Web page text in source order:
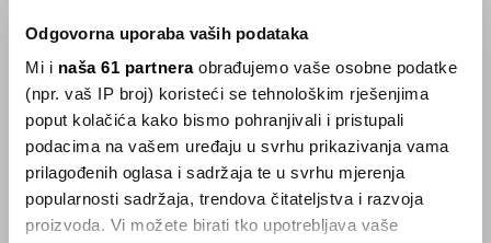
Odgovorna uporaba vaših podataka
Mi i naša 61 partneraobrađujemo vaše osobne podatke
(npr. vaš IP broj) koristeći se tehnološkim rješenjima
poput kolačića kako bismo pohranjivali i pristupali
podacima na vašem uređaju u svrhu prikazivanja vama
prilagođenih oglasa i sadržaja te u svrhu mjerenja
popularnosti sadržaja, trendova čitateljstva i razvoja
proizvoda. Vi možete birati tko upotrebljava vaše
Businessweek Adria
Korisnici GLP-1 lijekova mršave,
ekonomija se deblja
29.01.2026
Visok trošak selidbe kompanija iz Kine